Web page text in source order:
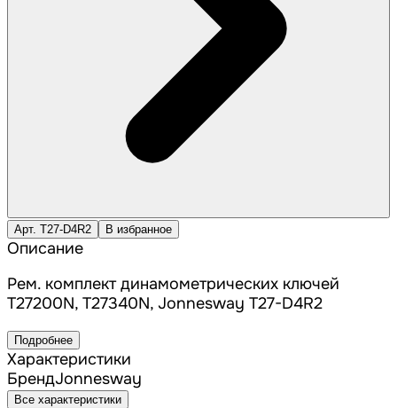
Арт. T27-D4R2 В избранное
Описание
Рем. комплект динамометрических ключей
T27200N, T27340N, Jonnesway T27-D4R2
Подробнее
Характеристики
БрендJonnesway
Все характеристики